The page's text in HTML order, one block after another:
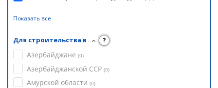
Показать все
Для строительства в ?
Азербайджане (0)
Азербайджанской ССР (0)
Амурской области (0)